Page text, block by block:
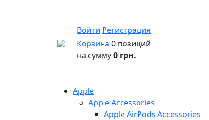
Войти Регистрация
Корзина 0 позиций
на сумму0 грн.
Apple
Apple Accessories
Apple AirPods Accessories